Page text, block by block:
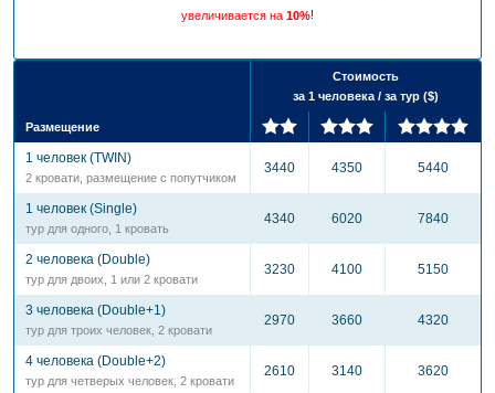
увеличивается на 10%!
Стоимость
за 1 человека / за тур ($)
Размещение
1 человек (TWIN)
2 кровати, размещение с попутчиком
3440 4350 5440
1 человек (Single)
тур для одного, 1 кровать
4340 6020 7840
2 человека (Double)
тур для двоих, 1 или 2 кровати
3230 4100 5150
3 человека (Double+1)
тур для троих человек, 2 кровати
2970 3660 4320
4 человека (Double+2)
тур для четверых человек, 2 кровати
2610 3140 3620